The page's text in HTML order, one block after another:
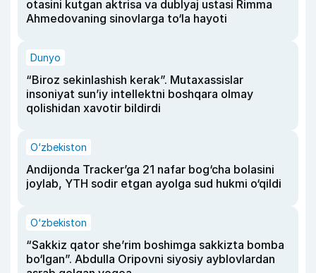
otasini kutgan aktrisa va dublyaj ustasi Rimma
Ahmedovaning sinovlarga to‘la hayoti
Dunyo
“Biroz sekinlashish kerak”. Mutaxassislar
insoniyat sun’iy intellektni boshqara olmay
qolishidan xavotir bildirdi
O‘zbekiston
Andijonda Tracker’ga 21 nafar bog‘cha bolasini
joylab, YTH sodir etgan ayolga sud hukmi o‘qildi
O‘zbekiston
“Sakkiz qator she’rim boshimga sakkizta bomba
bo‘lgan”. Abdulla Oripovni siyosiy ayblovlardan